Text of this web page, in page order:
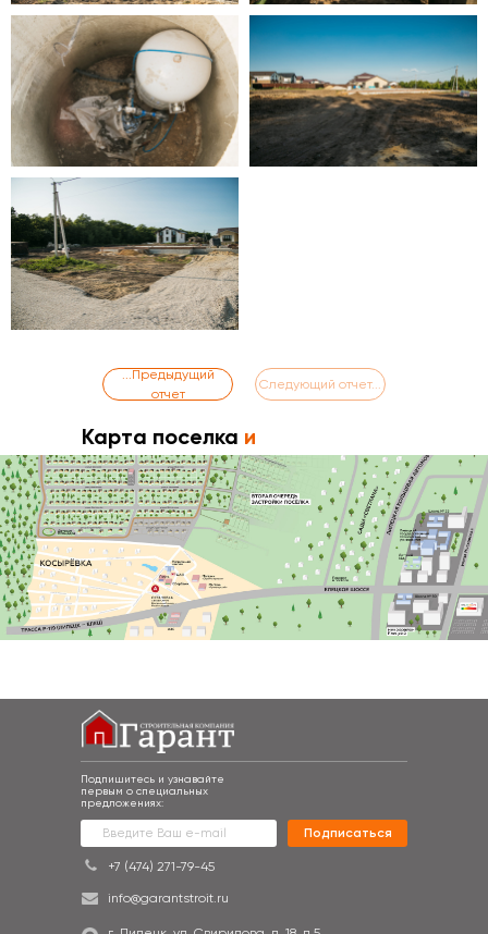
Следующий отчет...
...Предыдущий
отчет
Карта поселка и
окрестностей
Подпишитесь и узнавайте
первым о специальных
предложениях:
Подписаться
+7 (474) 271-79-45
info@garantstroit.ru